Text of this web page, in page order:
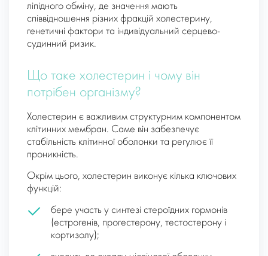
ліпідного обміну, де значення мають
співвідношення різних фракцій холестерину,
генетичні фактори та індивідуальний серцево-
судинний ризик.
Що таке холестерин і чому він
потрібен організму?
Холестерин є важливим структурним компонентом
клітинних мембран. Саме він забезпечує
стабільність клітинної оболонки та регулює її
проникність.
Окрім цього, холестерин виконує кілька ключових
функцій:
бере участь у синтезі стероїдних гормонів
(естрогенів, прогестерону, тестостерону і
кортизолу);